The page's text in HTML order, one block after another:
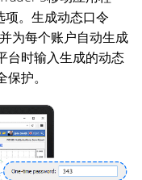
项。生成动态口令
为每个账户自动生成
台时输入生成的动态
护。